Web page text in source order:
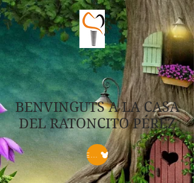
BENVINGUTS A LA CASA
DEL RATONCITO PÉREZ
ENTRAR